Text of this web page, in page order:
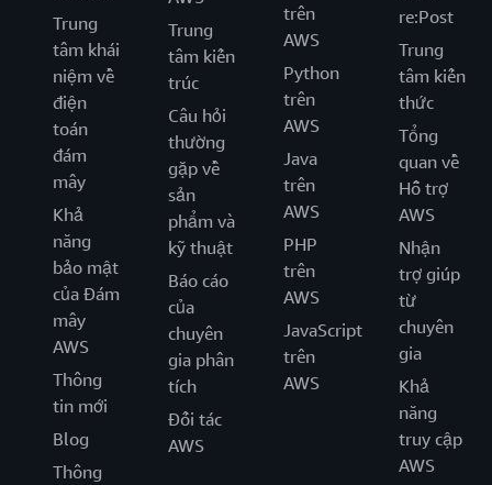
Trung
tâm khái
niệm về
điện
toán
đám
mây
Khả
năng
bảo mật
của Đám
mây
AWS
Thông
tin mới
Blog
Thông
Trung
tâm kiến
trúc
Câu hỏi
thường
gặp về
sản
phẩm và
kỹ thuật
Báo cáo
của
chuyên
gia phân
tích
Đối tác
AWS
trên
AWS
Python
trên
AWS
Java
trên
AWS
PHP
trên
AWS
JavaScript
trên
AWS
re:Post
Trung
tâm kiến
thức
Tổng
quan về
Hỗ trợ
AWS
Nhận
trợ giúp
từ
chuyên
gia
Khả
năng
truy cập
AWS